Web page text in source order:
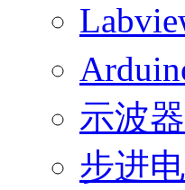
示波
步进